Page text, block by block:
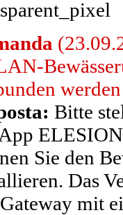
Bitte
Sie den
Das
mit